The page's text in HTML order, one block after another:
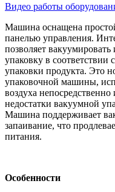
Видео работы
Машина оснащена
панелью управления.
позволяет
упаковку в соответствии
упаковки продукта. Это
упаковочной машины,
воздуха непосредственно
недостатки вакуумной
Машина поддерживает
запаивание, что
питания.
Особенности